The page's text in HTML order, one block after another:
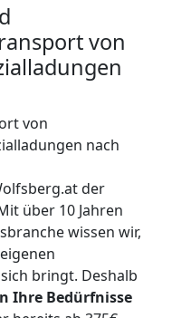
von
von
nach
der
über 10 Jahren
wissen wir,
bringt. Deshalb
Ihre Bedürfnisse